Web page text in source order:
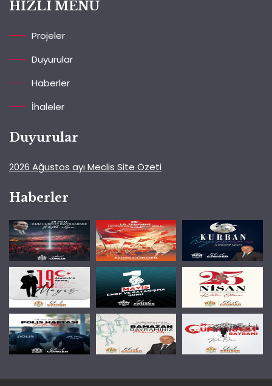
HIZLI MENÜ
Projeler
Duyurular
Haberler
İhaleler
Duyurular
2026 Ağustos ayı Meclis Site Özeti
Haberler